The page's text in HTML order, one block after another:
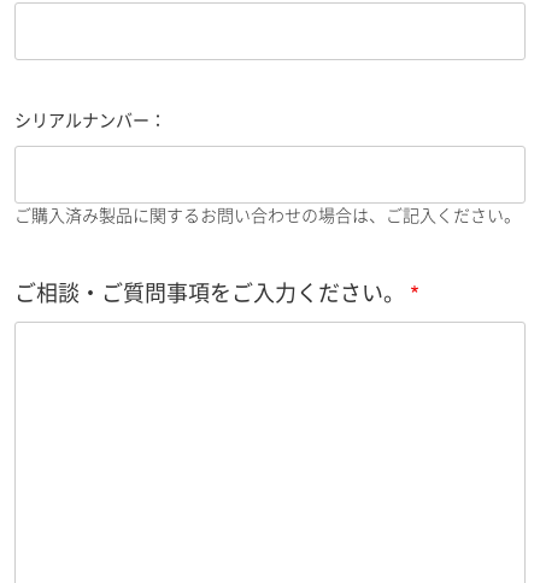
シリアルナンバー：
ご購入済み製品に関するお問い合わせの場合は、ご記入ください。
ご相談・ご質問事項をご入力ください。